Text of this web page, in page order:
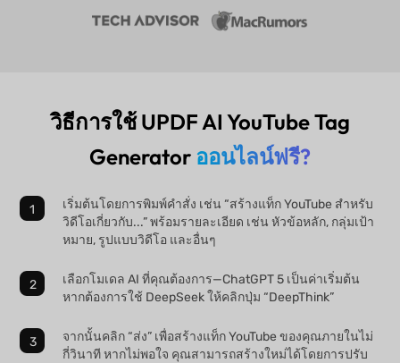
วิธีการใช้ UPDF AI YouTube Tag
Generator ออนไลน์ฟรี?
เริ่มต้นโดยการพิมพ์คำสั่ง เช่น “สร้างแท็ก YouTube สำหรับ
วิดีโอเกี่ยวกับ...” พร้อมรายละเอียด เช่น หัวข้อหลัก, กลุ่มเป้า
หมาย, รูปแบบวิดีโอ และอื่นๆ
เลือกโมเดล AI ที่คุณต้องการ—ChatGPT 5 เป็นค่าเริ่มต้น
หากต้องการใช้ DeepSeek ให้คลิกปุ่ม “DeepThink”
จากนั้นคลิก “ส่ง” เพื่อสร้างแท็ก YouTube ของคุณภายในไม่
กี่วินาที หากไม่พอใจ คุณสามารถสร้างใหม่ได้โดยการปรับ